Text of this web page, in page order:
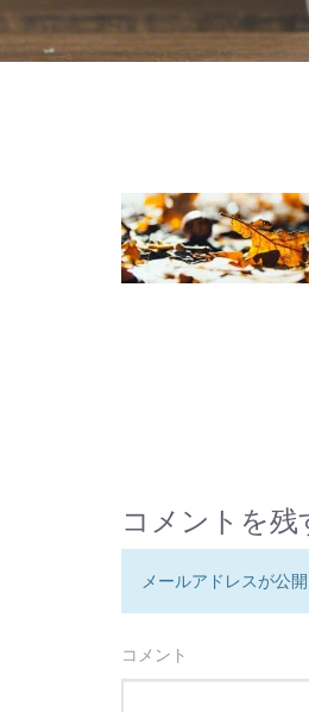
コメントを残
メールアドレスが公
コメント